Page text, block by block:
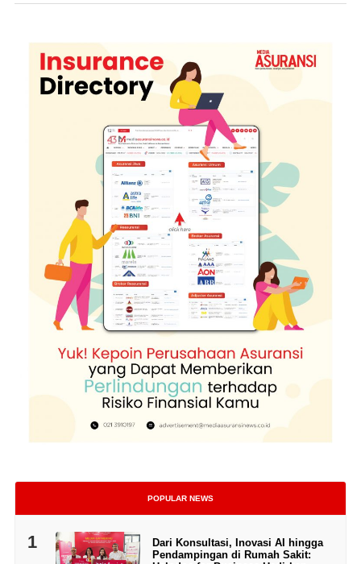
POPULAR NEWS
1
Dari Konsultasi, Inovasi AI hingga
Pendampingan di Rumah Sakit: